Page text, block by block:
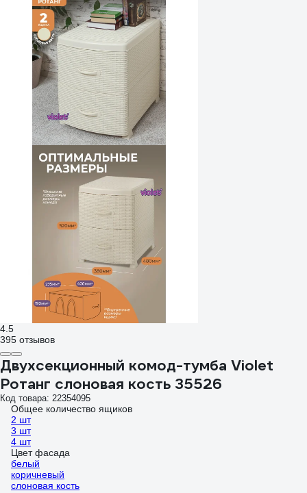
4.5
395 отзывов
Двухсекционный комод-тумба Violet
Ротанг слоновая кость 35526
Код товара: 22354095
Общее количество ящиков
2 шт
3 шт
4 шт
Цвет фасада
белый
коричневый
слоновая кость